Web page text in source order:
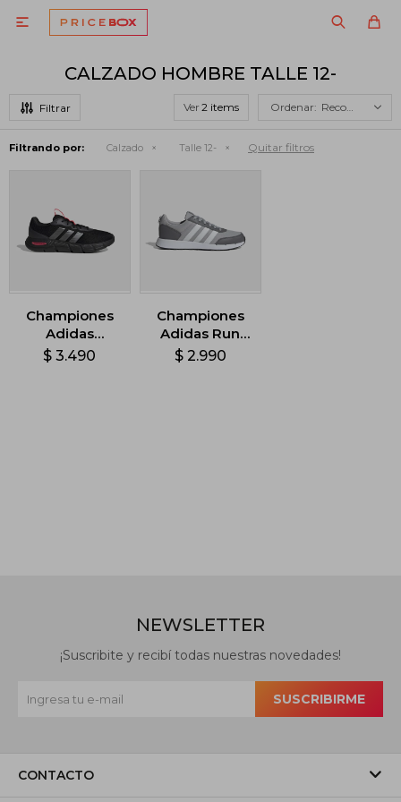

CALZADO HOMBRE TALLE 12-
Ver Recomendados
Filtrando por: Calzado Talle 12- Quitar filtros
Championes
Adidas
Cloudfoam
$ 3.490
Championes
Adidas Run
50S - Gris
$ 2.990
CONTACTO
NEWSLETTER
¡Suscribite y recibí todas nuestras novedades!
SUSCRIBIRME